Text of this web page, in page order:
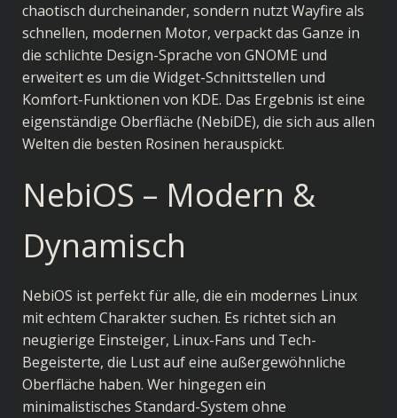
chaotisch durcheinander, sondern nutzt Wayfire als
schnellen, modernen Motor, verpackt das Ganze in
die schlichte Design-Sprache von GNOME und
erweitert es um die Widget-Schnittstellen und
Komfort-Funktionen von KDE. Das Ergebnis ist eine
eigenständige Oberfläche (NebiDE), die sich aus allen
Welten die besten Rosinen herauspickt.
NebiOS – Modern &
Dynamisch
NebiOS ist perfekt für alle, die ein modernes Linux
mit echtem Charakter suchen. Es richtet sich an
neugierige Einsteiger, Linux-Fans und Tech-
Begeisterte, die Lust auf eine außergewöhnliche
Oberfläche haben. Wer hingegen ein
minimalistisches Standard-System ohne